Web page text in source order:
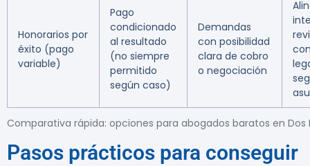
Comparativa rápida: opciones para abogados baratos en Dos
Honorarios por
éxito (pago
variable)
Pago
condicionado
al resultado
(no siempre
permitido
según caso)
Demandas
con posibilidad
clara de cobro
o negociación
Pasos prácticos para conseguir